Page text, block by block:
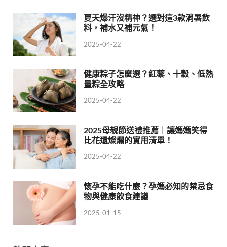
夏天爆汗沒精神？選對這3款消暑飲
料，補水又補元氣！
2025-04-22
健康粽子怎麼選？紅藜、十穀、低熱
量粽全攻略
2025-04-22
2025母親節送禮推薦｜讓媽媽笑得
比花還燦爛的實用清單！
2025-04-22
懷孕不能吃什麼？孕媽必知的禁忌食
物與健康飲食建議
2025-01-15